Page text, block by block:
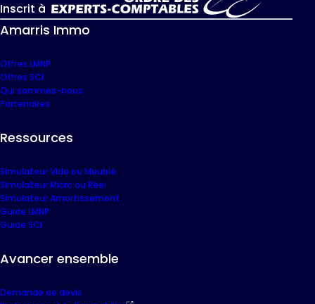
Inscrit à
Amarris Immo
Offres LMNP
Offres SCI
Qui sommes-nous
Partenaires
Ressources
Simulateur Vide ou Meublé
Simulateur Micro ou Réel
Simulateur Amortissement
Guide LMNP
Guide SCI
Avancer ensemble
Demande de devis